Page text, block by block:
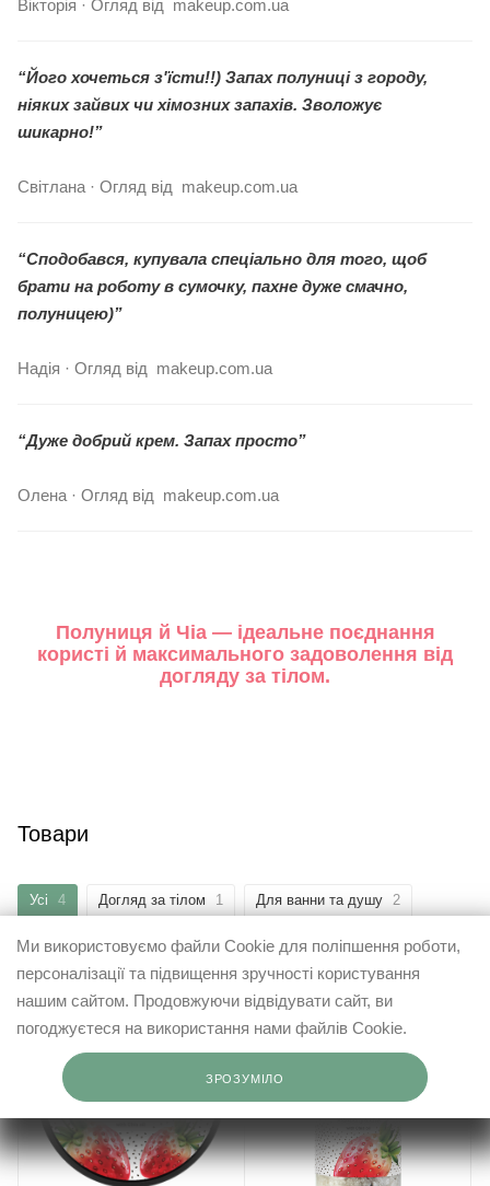
Вікторія · Огляд від makeup.com.ua
“Його хочеться з'їсти!!) Запах полуниці з городу,
ніяких зайвих чи хімозних запахів. Зволожує
шикарно!”
Світлана · Огляд від makeup.com.ua
“Сподобався, купувала спеціально для того, щоб
брати на роботу в сумочку, пахне дуже смачно,
полуницею)”
Надія · Огляд від makeup.com.ua
“Дуже добрий крем. Запах просто”
Олена · Огляд від makeup.com.ua
Полуниця й Чіа — ідеальне поєднання
користі й максимального задоволення від
догляду за тілом.
Товари
Усі 4 Догляд за тілом 1 Для ванни та душу 2
Ми використовуємо файли Cookie для поліпшення роботи,
персоналізації та підвищення зручності користування
нашим сайтом. Продовжуючи відвідувати сайт, ви
погоджуєтеся на використання нами файлів Cookie.
ЗРОЗУМІЛО